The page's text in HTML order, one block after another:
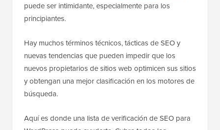
puede ser intimidante, especialmente para los
principiantes.
Hay muchos términos técnicos, tácticas de SEO y
nuevas tendencias que pueden impedir que los
nuevos propietarios de sitios web optimicen sus sitios
y obtengan una mejor clasificación en los motores de
búsqueda.
Aquí es donde una lista de verificación de SEO para